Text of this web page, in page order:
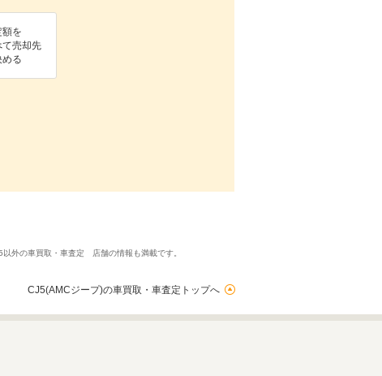
額を
て売却先
める
外の車買取・車査定 店舗の情報も満載です。
CJ5(AMCジープ)の車買取・車査定トップへ